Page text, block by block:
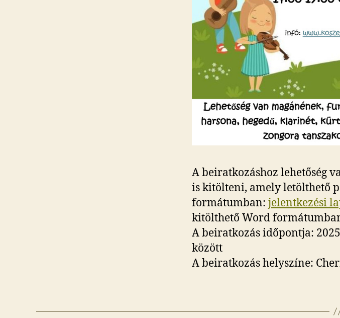
A beiratkozáshoz lehetőség
is kitölteni, amely letölthető
formátumban: jelentkezési
kitölthető Word
A beiratkozás időpontja:
között
A beiratkozás helyszíne: